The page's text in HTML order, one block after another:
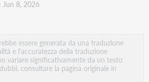
Jun 8, 2026
essere generata da una traduzione
e l'accuratezza della traduzione
variare significativamente da un testo
consultare la pagina originale in